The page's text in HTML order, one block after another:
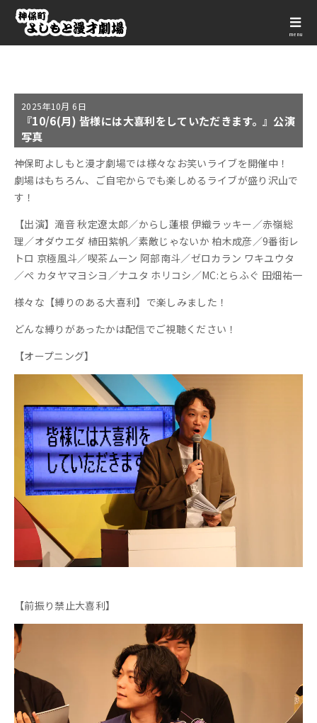
menu
2025年10月 6日
『10/6(月) 皆様には大喜利をしていただきます。』公演
写真
神保町よしもと漫才劇場では様々なお笑いライブを開催中！
劇場はもちろん、ご自宅からでも楽しめるライブが盛り沢山で
す！
【出演】滝音 秋定遼太郎／からし蓮根 伊織ラッキー／赤嶺総
理／オダウエダ 植田紫帆／素敵じゃないか 柏木成彦／9番街レ
トロ 京極風斗／喫茶ムーン 阿部南斗／ゼロカラン ワキユウタ
／ぺ カタヤマヨシヨ／ナユタ ホリコシ／MC:とらふぐ 田畑祐一
様々な【縛りのある大喜利】で楽しみました！
どんな縛りがあったかは配信でご視聴ください！
【オープニング】
【前振り禁止大喜利】